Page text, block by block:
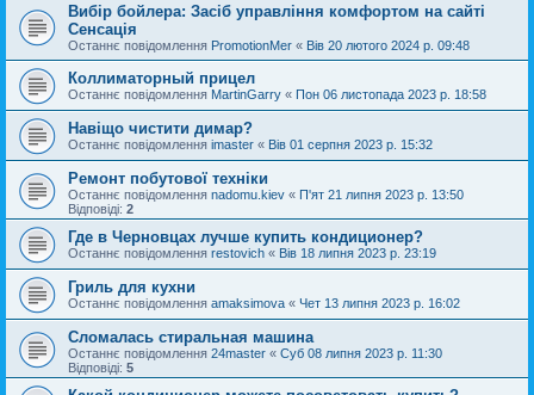
Вибір бойлера: Засіб управління комфортом на сайті
Сенсація
Останнє повідомлення PromotionMer « Вів 20 лютого 2024 р. 09:48
Коллиматорный прицел
Останнє повідомлення MartinGarry « Пон 06 листопада 2023 р. 18:58
Навіщо чистити димар?
Останнє повідомлення imaster « Вів 01 серпня 2023 р. 15:32
Ремонт побутової техніки
Останнє повідомлення nadomu.kiev « П'ят 21 липня 2023 р. 13:50
Відповіді: 2
Где в Черновцах лучше купить кондиционер?
Останнє повідомлення restovich « Вів 18 липня 2023 р. 23:19
Гриль для кухни
Останнє повідомлення amaksimova « Чет 13 липня 2023 р. 16:02
Сломалась стиральная машина
Останнє повідомлення 24master « Суб 08 липня 2023 р. 11:30
Відповіді: 5